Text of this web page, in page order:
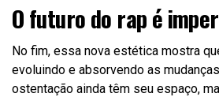
O futuro do rap é
No fim, essa nova estética mostra
evoluindo e absorvendo as
ostentação ainda têm seu espaço,